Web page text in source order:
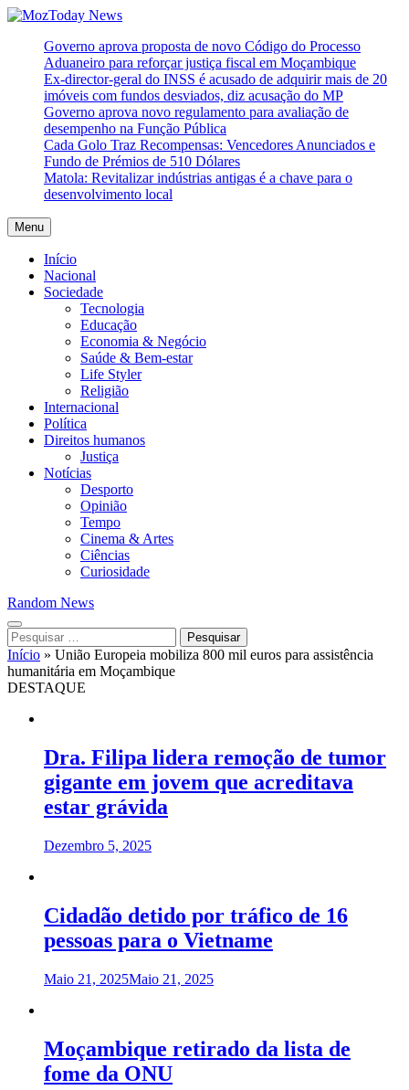
Skip
content
MozToday News
Onde a gente lê.
Governo aprova proposta de novo Código do Processo
Aduaneiro para reforçar justiça fiscal em Moçambique
Ex-director-geral do INSS é acusado de adquirir mais de 20
imóveis com fundos desviados, diz acusação do MP
Governo aprova novo regulamento para avaliação de
desempenho na Função Pública
Cada Golo Traz Recompensas: Vencedores Anunciados e
Fundo de Prémios de 510 Dólares
Matola: Revitalizar indústrias antigas é a chave para o
desenvolvimento local
Menu
Início
Nacional
Sociedade
Tecnologia
Educação
Economia & Negócio
Saúde & Bem-estar
Life Styler
Religião
Internacional
Política
Direitos humanos
Justiça
Notícias
Desporto
Opinião
Tempo
Cinema & Artes
Ciências
Curiosidade
Random News
Pesquisar
por:
Início » União Europeia mobiliza 800 mil euros para assistência
humanitária em Moçambique
DESTAQUE
Dra. Filipa lidera remoção de tumor
gigante em jovem que acreditava
estar grávida
Dezembro 5, 2025
Cidadão detido por tráfico de 16
pessoas para o Vietname
Maio 21, 2025Maio 21, 2025
Moçambique retirado da lista de
fome da ONU